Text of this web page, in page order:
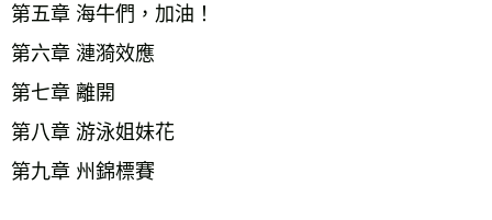
第五章 海牛們，加油！
第六章 漣漪效應
第七章 離開
第八章 游泳姐妹花
第九章 州錦標賽